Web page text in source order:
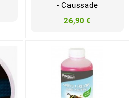
- Caussade
26,90 €